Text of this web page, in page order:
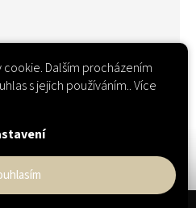
Dalším procházením
s jejich používáním.. Více